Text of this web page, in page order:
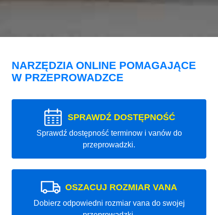
NARZĘDZIA ONLINE POMAGAJĄCE
W PRZEPROWADZCE
SPRAWDŹ DOSTĘPNOŚĆ
Sprawdź dostępność terminow i vanów do
przeprowadzki.
OSZACUJ ROZMIAR VANA
Dobierz odpowiedni rozmiar vana do swojej